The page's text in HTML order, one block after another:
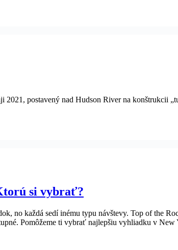
postavený nad Hudson River na konštrukcii
si vybrať?
no každá sedí inému typu návštevy. Top of the
Pomôžeme ti vybrať najlepšiu vyhliadku v New